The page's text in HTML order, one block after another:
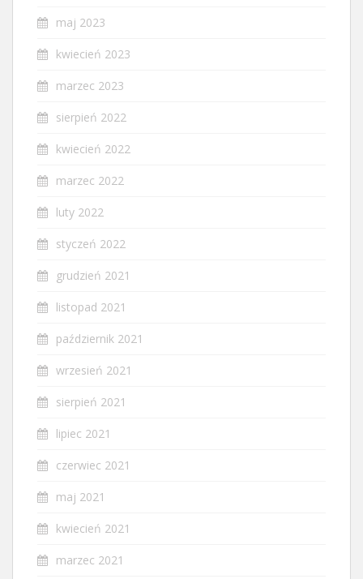
maj 2023
kwiecień 2023
marzec 2023
sierpień 2022
kwiecień 2022
marzec 2022
luty 2022
styczeń 2022
grudzień 2021
listopad 2021
październik 2021
wrzesień 2021
sierpień 2021
lipiec 2021
czerwiec 2021
maj 2021
kwiecień 2021
marzec 2021